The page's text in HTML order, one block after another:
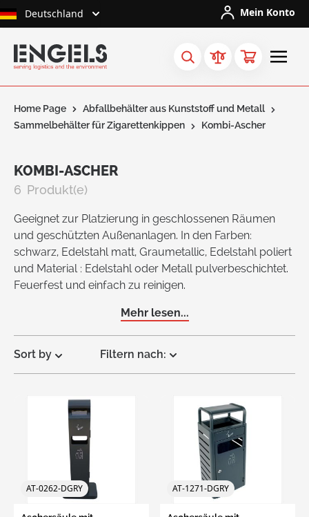
Skip to Content
Deutschland Mein Konto
Home Page
Abfallbehälter aus Kunststoff und Metall
Sammelbehälter für Zigarettenkippen
Kombi-Ascher
KOMBI-ASCHER
6 Produkt(e)
Geeignet zur Platzierung in geschlossenen Räumen
und geschützten Außenanlagen. In den Farben:
schwarz, Edelstahl matt, Graumetallic, Edelstahl poliert
und Material : Edelstahl oder Metall pulverbeschichtet.
Feuerfest und einfach zu reinigen.
Mehr lesen...
Sort by Filtern nach:
AT-0262-DGRY AT-1271-DGRY